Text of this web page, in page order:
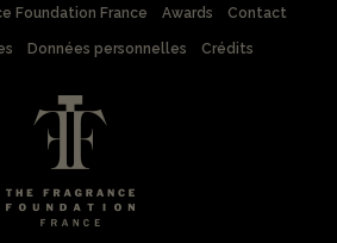
Foundation France Awards Contact
Données personnelles Crédits